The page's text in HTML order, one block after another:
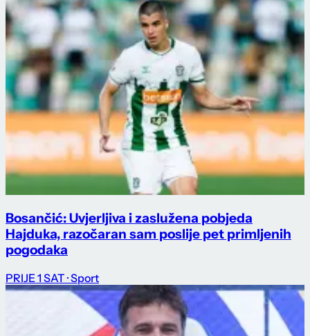
Bosančić: Uvjerljiva i zaslužena pobjeda
Hajduka, razočaran sam poslije pet primljenih
pogodaka
PRIJE 1 SAT · Sport